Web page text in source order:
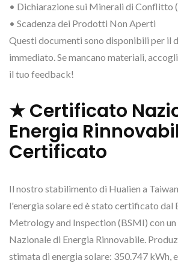
• Dichiarazione sui Minerali di Conflitto
• Scadenza dei Prodotti Non Aperti
Questi documenti sono disponibili per il
immediato. Se mancano materiali,
il tuo feedback!
★ Certificato
Energia
Certificato
Il nostro stabilimento di Hualien a
l'energia solare ed è stato certificato dal
Metrology and Inspection (BSMI) con
Nazionale di Energia Rinnovabile.
stimata di energia solare: 350.747 kWh,